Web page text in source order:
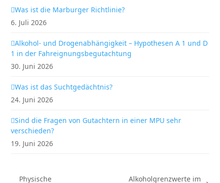
Was ist die Marburger Richtlinie?
6. Juli 2026
Alkohol- und Drogenabhängigkeit – Hypothesen A 1 und D
1 in der Fahreignungsbegutachtung
30. Juni 2026
Was ist das Suchtgedächtnis?
24. Juni 2026
Sind die Fragen von Gutachtern in einer MPU sehr
verschieden?
19. Juni 2026
Physische Alkoholgrenzwerte im